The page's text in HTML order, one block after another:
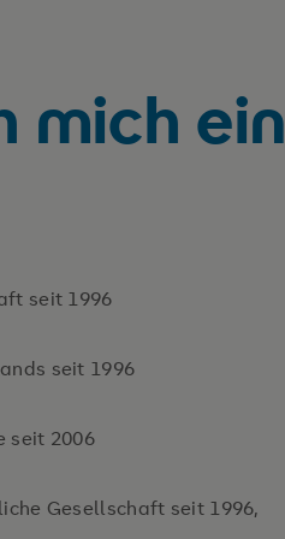
mich ein
seit 1996
seit 1996
seit 2006
Gesellschaft seit 1996,